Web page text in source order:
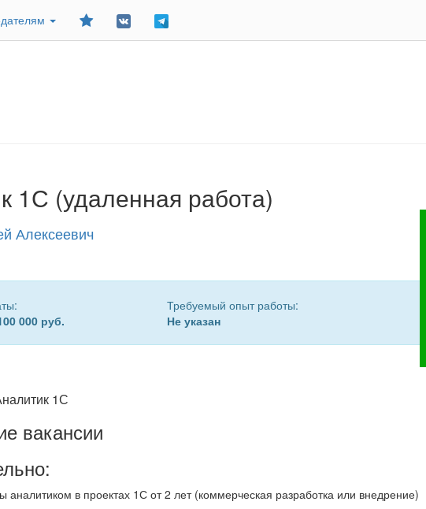
Добавить
1С (удаленная работа)
Алексеевич
000 руб.
Требуемый опыт работы:
Не указан
1С
вакансии
аналитиком в проектах 1С от 2 лет (коммерческая разработка или внедрение)